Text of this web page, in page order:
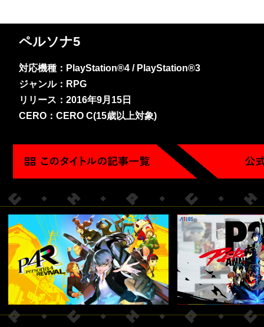
ペルソナ5
対応機種：PlayStation®4 / PlayStation®3
ジャンル：RPG
リリース：2016年9月15日
CERO：CERO C(15歳以上対象)